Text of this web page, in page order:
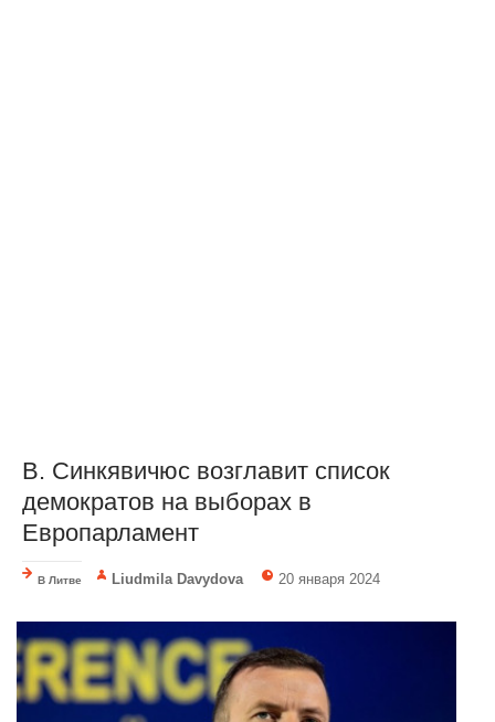
В. Синкявичюс возглавит список
демократов на выборах в
Европарламент
В Литве Liudmila Davydova 20 января 2024